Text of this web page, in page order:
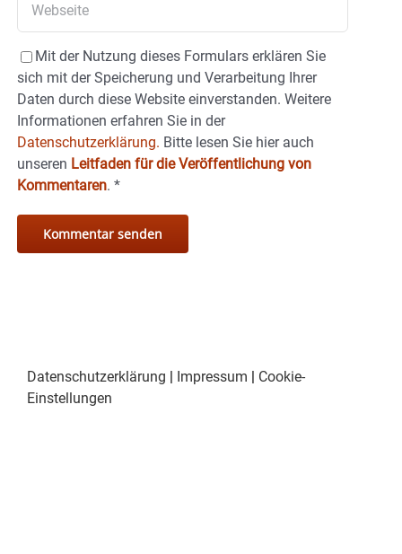
Mit der Nutzung dieses Formulars erklären Sie
sich mit der Speicherung und Verarbeitung Ihrer
Daten durch diese Website einverstanden. Weitere
Informationen erfahren Sie in der
Datenschutzerklärung. Bitte lesen Sie hier auch
unseren Leitfaden für die Veröffentlichung von
Kommentaren. *
Datenschutzerklärung Impressum
Cookie-
Einstellungen